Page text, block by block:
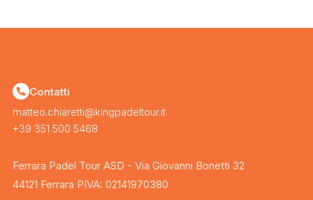
Contatti
matteo.chiaretti@kingpadeltour.it
+39 351 500 5468
Ferrara Padel Tour ASD - Via Giovanni Bonetti 32
44121 Ferrara PIVA: 02141970380